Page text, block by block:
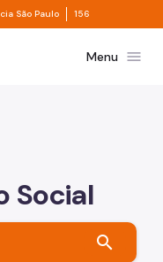
à informação
São Paulo Divisor de
156
PauloMenu menu
Social
search